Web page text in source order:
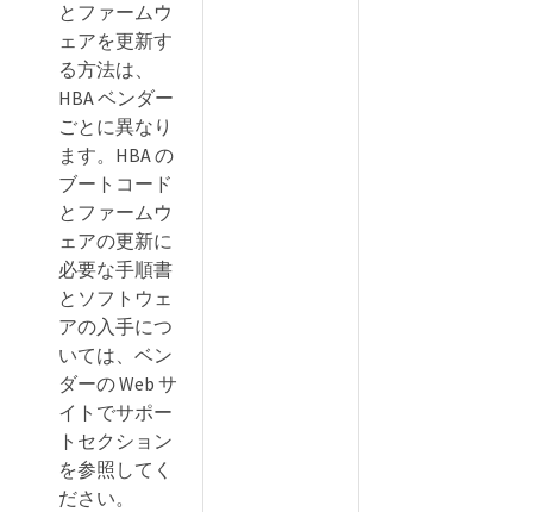
とファームウ
ェアを更新す
る方法は、
HBA ベンダー
ごとに異なり
ます。HBA の
ブートコード
とファームウ
ェアの更新に
必要な手順書
とソフトウェ
アの入手につ
いては、ベン
ダーの Web サ
イトでサポー
トセクション
を参照してく
ださい。